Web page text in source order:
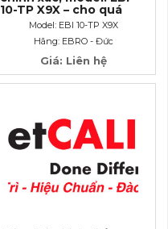
10-TP X9X – cho quá
trình tiệt trùng bằng
Model: EBI 10-TP X9X
Hãng: EBRO - Đức
Giá: Liên hệ